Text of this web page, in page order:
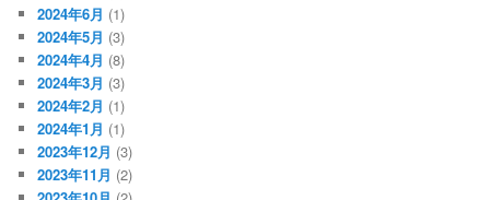
2024年6月 (1)
2024年5月 (3)
2024年4月 (8)
2024年3月 (3)
2024年2月 (1)
2024年1月 (1)
2023年12月 (3)
2023年11月 (2)